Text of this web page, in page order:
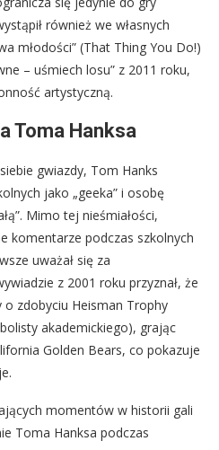
również we własnych
młodości” (That Thing You Do!)
– uśmiech losu” z 2011 roku,
artystyczną.
Toma Hanksa
gwiazdy, Tom Hanks
jako „geeka” i osobę
Mimo tej nieśmiałości,
komentarze podczas szkolnych
uważał się za
z 2001 roku przyznał, że
o zdobyciu Heisman Trophy
akademickiego), grając
Golden Bears, co pokazuje
momentów w historii gali
Toma Hanksa podczas